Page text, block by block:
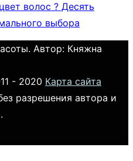
волос ? Десять
выбора
Автор: Княжна
- 2020 Карта сайта
разрешения автора и